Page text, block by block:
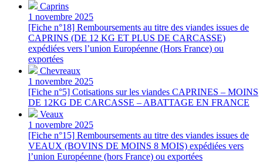
Caprins
1 novembre 2025
[Fiche n°18] Remboursements au titre des viandes issues de
CAPRINS (DE 12 KG ET PLUS DE CARCASSE)
expédiées vers l’union Européenne (Hors France) ou
exportées
Chevreaux
1 novembre 2025
[Fiche n°5] Cotisations sur les viandes CAPRINES – MOINS
DE 12KG DE CARCASSE – ABATTAGE EN FRANCE
Veaux
1 novembre 2025
[Fiche n°15] Remboursements au titre des viandes issues de
VEAUX (BOVINS DE MOINS 8 MOIS) expédiées vers
l’union Européenne (hors France) ou exportées